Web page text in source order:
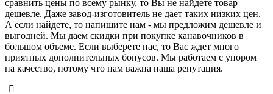
сравнить цены по всему рынку, то Вы не найдете товар
дешевле. Даже завод-изготовитель не дает таких низких цен.
А если найдете, то напишите нам - мы предложим дешевле и
выгодней. Мы даем скидки при покупке канавочников в
большом объеме. Если выберете нас, то Вас ждет много
приятных дополнительных бонусов. Мы работаем с упором
на качество, потому что нам важна наша репутация.